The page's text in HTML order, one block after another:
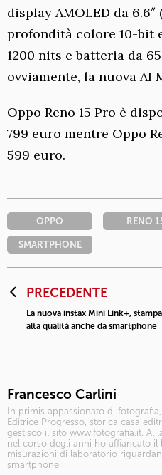
display AMOLED da 6.6″
profondità colore 10-bit
1200 nits e batteria da
ovviamente, la nuova AI
Oppo Reno 15 Pro è
799 euro mentre Oppo
599 euro.
OPPO RENO
SMARTPHONE
PRECEDENTE
La nuova instax Mini Link+,
alta qualità anche da smartphone
Francesco Carlini
In primis appassionato di
Editrice Progresso, storica casa
gestisco il sito www.fotografia.it. Al
nel corso degli anni ho affiancato
misurazioni di laboratorio
smartphone.